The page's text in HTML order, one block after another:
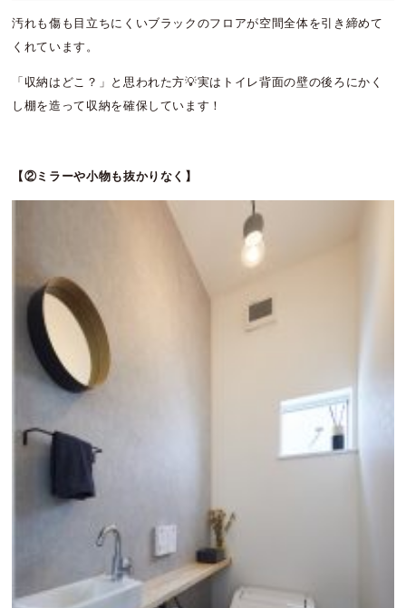
汚れも傷も目立ちにくいブラックのフロアが空間全体を引き締めて
くれています。
「収納はどこ？」と思われた方💡実はトイレ背面の壁の後ろにかく
し棚を造って収納を確保しています！
【②ミラーや小物も抜かりなく】